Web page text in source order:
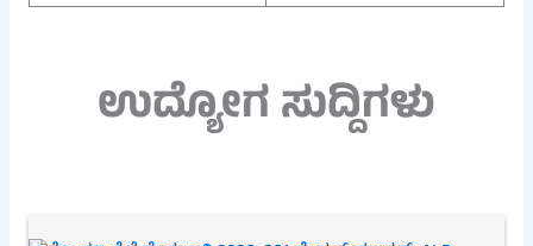
ಉದ್ಯೋಗ ಸುದ್ದಿಗಳು